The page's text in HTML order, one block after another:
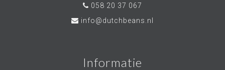
058 20 37 067
info@dutchbeans.nl
Informatie